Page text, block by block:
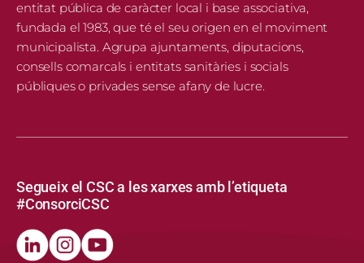
entitat pública de caràcter local i base associativa,
fundada el 1983, que té el seu origen en el moviment
municipalista. Agrupa ajuntaments, diputacions,
consells comarcals i entitats sanitàries i socials
públiques o privades sense afany de lucre.
Segueix el CSC a les xarxes amb l’etiqueta
#ConsorciCSC